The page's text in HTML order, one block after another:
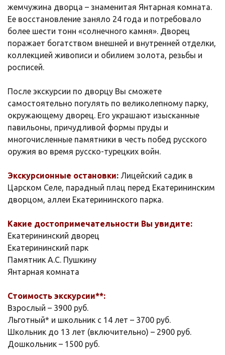
жемчужина дворца – знаменитая Янтарная комната.
Ее восстановление заняло 24 года и потребовало
более шести тонн «солнечного камня». Дворец
поражает богатством внешней и внутренней отделки,
коллекцией живописи и обилием золота, резьбы и
росписей.
После экскурсии по дворцу Вы сможете
самостоятельно погулять по великолепному парку,
окружающему дворец. Его украшают изысканные
павильоны, причудливой формы пруды и
многочисленные памятники в честь побед русского
оружия во время русско-турецких войн.
Экскурсионные остановки: Лицейский садик в
Царском Селе, парадный плац перед Екатерининским
дворцом, аллеи Екатерининского парка.
Какие достопримечательности Вы увидите:
Екатерининский дворец
Екатерининский парк
Памятник А.С. Пушкину
Янтарная комната
Стоимость экскурсии**:
Взрослый – 3900 руб.
Льготный* и школьник с 14 лет – 3700 руб.
Школьник до 13 лет (включительно) – 2900 руб.
Дошкольник – 1500 руб.